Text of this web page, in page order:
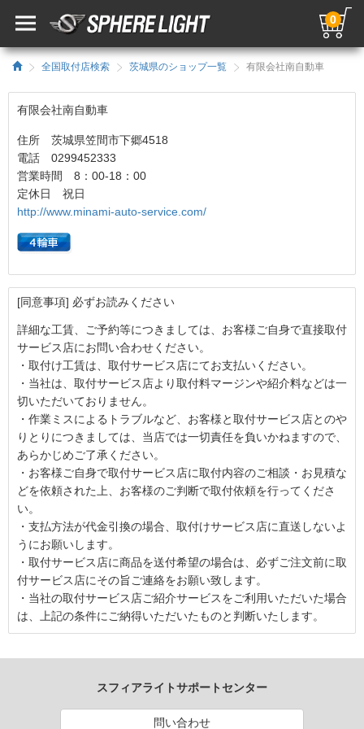
0
全国取付店検索 茨城県のショップ一覧 有限会社南自動車
有限会社南自動車
住所 茨城県笠間市下郷4518
電話 0299452333
営業時間 8：00-18：00
定休日 祝日
http://www.minami-auto-service.com/
[同意事項] 必ずお読みください
詳細な工賃、ご予約等につきましては、お客様ご自身で直接取付
サービス店にお問い合わせください。
・取付け工賃は、取付サービス店にてお支払いください。
・当社は、取付サービス店より取付料マージンや紹介料などは一
切いただいておりません。
・作業ミスによるトラブルなど、お客様と取付サービス店とのや
りとりにつきましては、当店では一切責任を負いかねますので、
あらかじめご了承ください。
・お客様ご自身で取付サービス店に取付内容のご相談・お見積な
どを依頼された上、お客様のご判断で取付依頼を行ってくださ
い。
・支払方法が代金引換の場合、取付けサービス店に直送しないよ
うにお願いします。
・取付サービス店に商品を送付希望の場合は、必ずご注文前に取
付サービス店にその旨ご連絡をお願い致します。
・当社の取付サービス店ご紹介サービスをご利用いただいた場合
は、上記の条件にご納得いただいたものと判断いたします。
スフィアライトサポートセンター
問い合わせ